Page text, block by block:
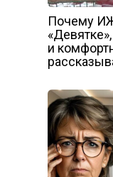
Почему
и